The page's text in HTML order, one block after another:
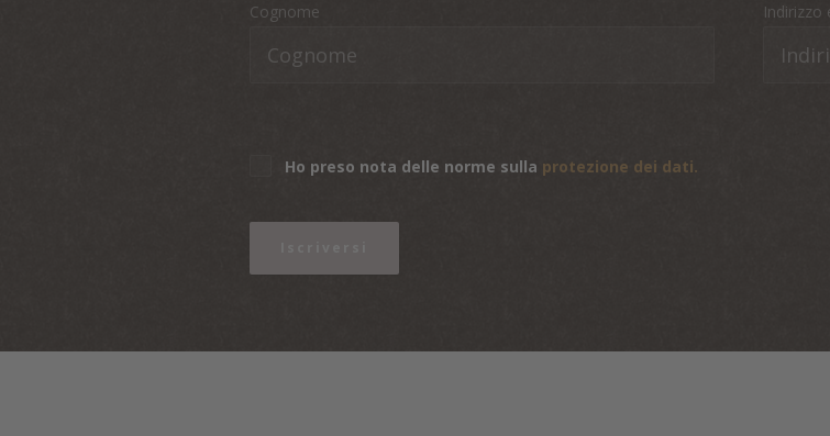
Cognome Indirizzo
Ho preso nota delle norme sulla protezione dei dati.